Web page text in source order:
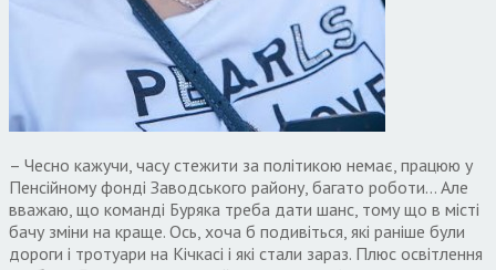
– Чесно кажучи, часу стежити за політикою немає, працюю у
Пенсійному фонді Заводського району, багато роботи… Але
вважаю, що команді Буряка треба дати шанс, тому що в місті
бачу зміни на краще. Ось, хоча б подивіться, які раніше були
дороги і тротуари на Кічкасі і які стали зараз. Плюс освітлення